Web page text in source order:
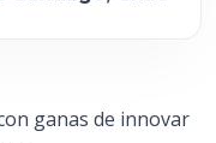
ganas de innovar